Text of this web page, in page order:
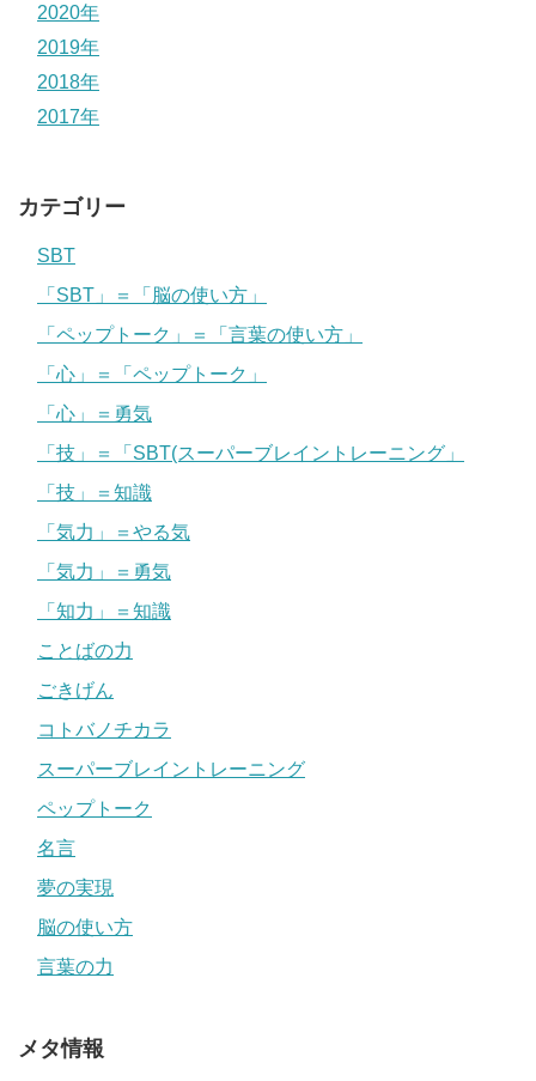
2020年
2019年
2018年
2017年
カテゴリー
SBT
「SBT」＝「脳の使い方」
「ペップトーク」＝「言葉の使い方」
「心」＝「ペップトーク」
「心」＝勇気
「技」＝「SBT(スーパーブレイントレーニング」
「技」＝知識
「気力」＝やる気
「気力」＝勇気
「知力」＝知識
ことばの力
ごきげん
コトバノチカラ
スーパーブレイントレーニング
ペップトーク
名言
夢の実現
脳の使い方
言葉の力
メタ情報